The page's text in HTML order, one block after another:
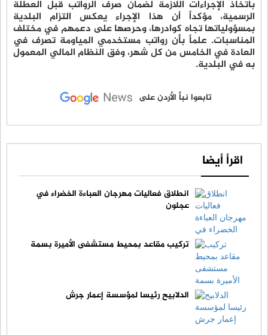
باتخاذ الإجراءات اللازمة لضمان صرف الرواتب قبل العطلة
الرسمية، مؤكداً أن هذا الإجراء يعكس التزام البلدية
بمسؤولياتها تجاه كوادرها، وحرصها على دعمهم في مختلف
المناسبات. علماً بأن رواتب مستخدمي المياومة تصرف في
العادة في الخامس من كل شهر، وفق النظام المالي المعمول
به في البلدية.
تابعوا نبأ الأردن على
اقرأ أيضا
انطلاق فعاليات مهرجان العباءة الخضراء في
عجلون
تركيب مقاعد بمحيط مستشفى الأميرة بسمة
الدلابيح رئيسا لمؤسسة إعمار جرش